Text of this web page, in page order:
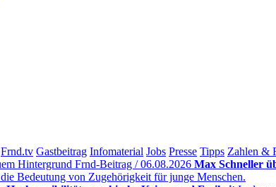
Frnd.tv Gastbeitrag Infomaterial Jobs Presse Tipps Zahlen &
Frnd-Beitrag / 06.08.2026 Max Schneller
Bedeutung von Zugehörigkeit für junge Menschen.